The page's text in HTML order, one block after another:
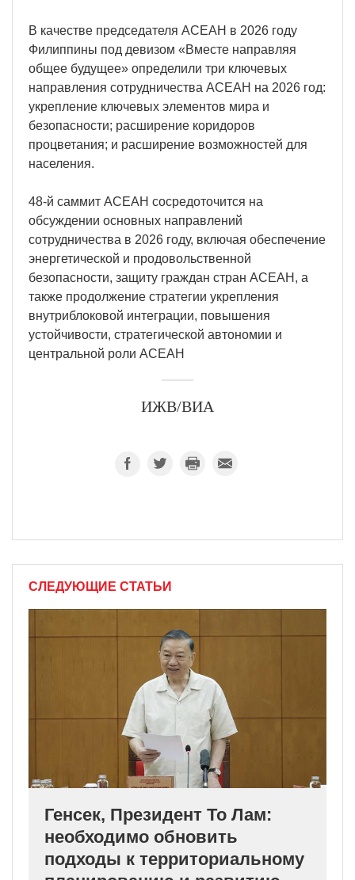
В качестве председателя АСЕАН в 2026 году
Филиппины под девизом «Вместе направляя
общее будущее» определили три ключевых
направления сотрудничества АСЕАН на 2026 год:
укрепление ключевых элементов мира и
безопасности; расширение коридоров
процветания; и расширение возможностей для
населения.
48-й саммит АСЕАН сосредоточится на
обсуждении основных направлений
сотрудничества в 2026 году, включая обеспечение
энергетической и продовольственной
безопасности, защиту граждан стран АСЕАН, а
также продолжение стратегии укрепления
внутриблоковой интеграции, повышения
устойчивости, стратегической автономии и
центральной роли АСЕАН
ИЖВ/ВИА
СЛЕДУЮЩИЕ СТАТЬИ
Генсек, Президент То Лам:
необходимо обновить
подходы к территориальному